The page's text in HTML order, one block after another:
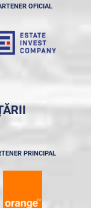
OFICIAL
PRINCIPAL